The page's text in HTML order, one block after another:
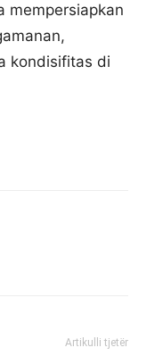
mempersiapkan
kondisifitas di
Artikulli tjetër